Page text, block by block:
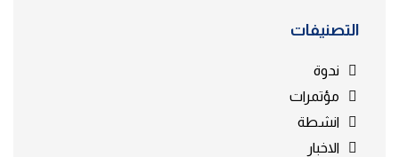
التصنيفات
ندوة
مؤتمرات
انشطة
الاخبار